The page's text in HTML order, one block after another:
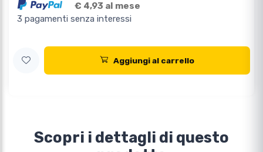
€ 4,93 al mese
3 pagamenti senza interessi
Aggiungi al carrello
Scopri i dettagli di questo